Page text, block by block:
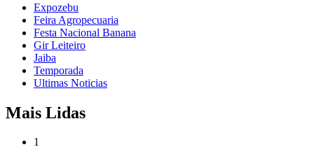
Expozebu
Feira Agropecuaria
Festa Nacional Banana
Gir Leiteiro
Jaiba
Temporada
Ultimas Noticias
Mais Lidas
1